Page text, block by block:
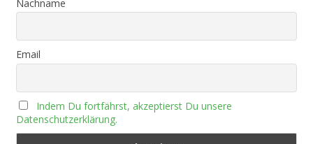
Nachname
Email
Indem Du fortfährst, akzeptierst Du unsere
Datenschutzerklärung.